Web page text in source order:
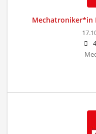
Mechatroniker*in